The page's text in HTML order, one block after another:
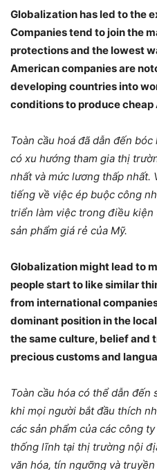
Globalization has led to the
Companies tend to join the
protections and the lowest
American companies are
developing countries into
conditions to produce
Toàn cầu hoá đã dẫn đến
có xu hướng tham gia thị
nhất và mức lương thấp nhất.
tiếng về việc ép buộc công
triển làm việc trong điều
sản phẩm giá rẻ của Mỹ.
Globalization might lead to
people start to like similar
from international
dominant position in the
the same culture, belief and
precious customs and
Toàn cầu hóa có thể dẫn đến
khi mọi người bắt đầu thích
các sản phẩm của các công
thống lĩnh tại thị trường nội
văn hóa, tín ngưỡng và